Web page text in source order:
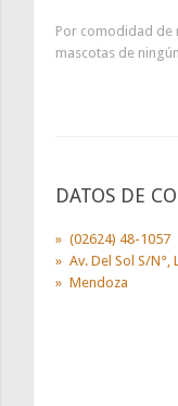
Por comodidad de
mascotas de
DATOS DE
(02624) 48-1057
Av. Del Sol S/
Mendoza